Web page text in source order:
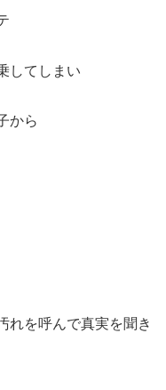
してしまい
から
れを呼んで真実を聞き